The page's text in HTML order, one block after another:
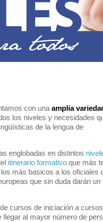
con una amplia
los niveles y necesidades
de la lengua de
englobadas en distintos
itinerario formativo que más
más basicos a los oficiales
que sin duda darán un
cursos de iniciación a cursos
llegar al mayor número de